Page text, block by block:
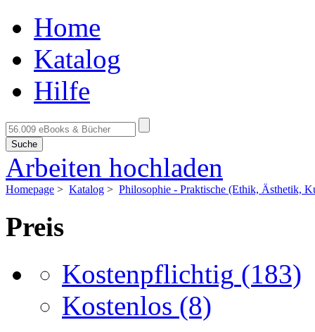
Home
Katalog
Hilfe
Suche
Arbeiten hochladen
Homepage > Katalog > Philosophie - Praktische (Ethik, Ästhetik,
Preis
Kostenpflichtig (183)
Kostenlos (8)